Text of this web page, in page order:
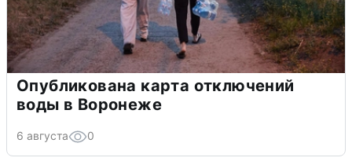
Опубликована карта отключений
воды в Воронеже
6 августа 0